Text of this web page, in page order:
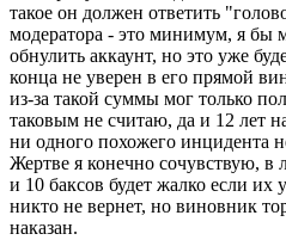
такое он должен ответить
модератора - это минимум, я бы
обнулить аккаунт, но это уже
конца не уверен в его прямой
из-за такой суммы мог только
таковым не считаю, да и 12 лет
ни одного похожего инцидента
Жертве я конечно сочувствую, в
и 10 баксов будет жалко если их
никто не вернет, но виновник
наказан.